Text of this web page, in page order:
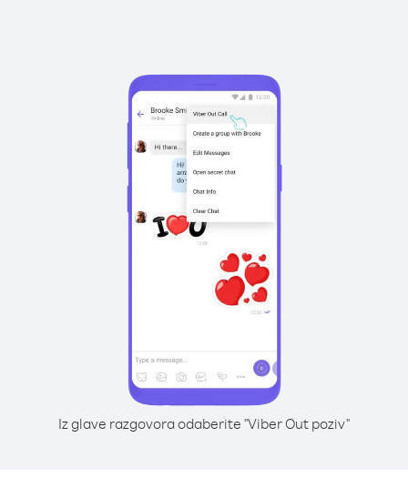
Iz glave razgovora odaberite "Viber Out poziv"